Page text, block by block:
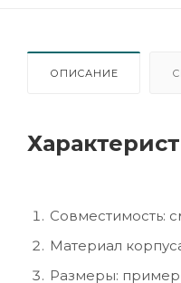
ОПИСАНИЕ
Совместимость:
Материал
Размеры: